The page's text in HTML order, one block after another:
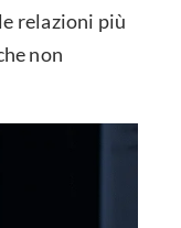
relazioni più
non